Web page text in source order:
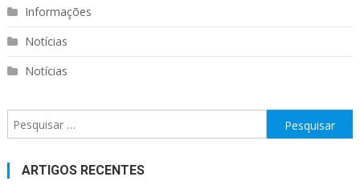
Informações
Notícias
Notícias
Pesquisar
por:
ARTIGOS RECENTES